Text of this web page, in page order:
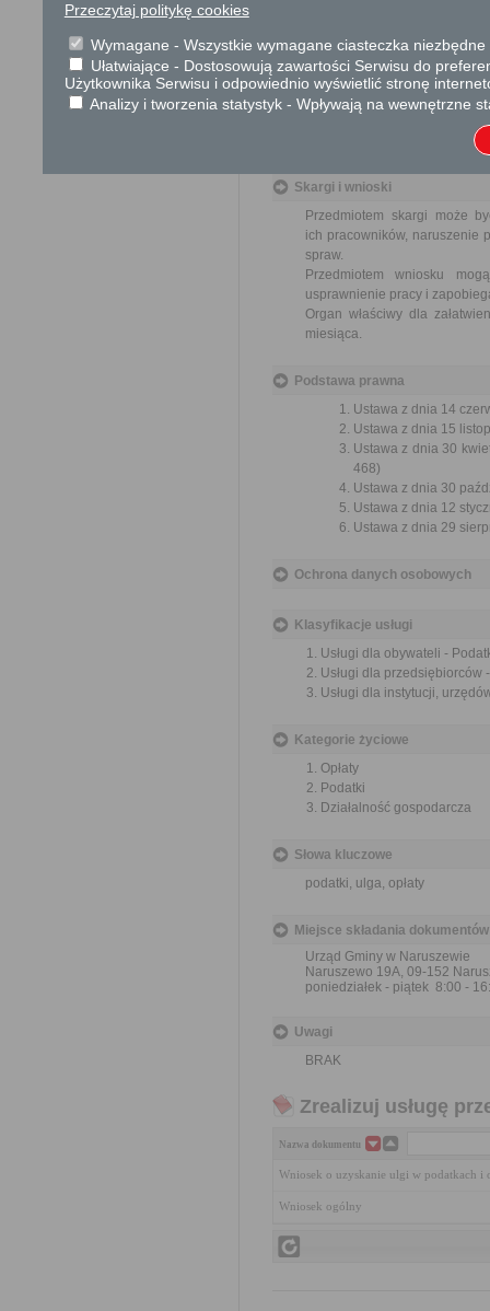
Tryb odwoławczy
Odwołanie wnosi się do
jego nadania w polskiej
Skargi i wnioski
Przedmiotem skargi może
ich pracowników, naruszenie
spraw.
Przedmiotem wniosku
usprawnienie pracy i
Organ właściwy dla
miesiąca.
Podstawa prawna
Ustawa z dnia 14
Ustawa z dnia 15
Ustawa z dnia 30
468)
Ustawa z dnia 30
Ustawa z dnia 12
Ustawa z dnia 29
Ochrona danych osobowych
Klasyfikacje usługi
Usługi dla obywateli -
Usługi dla przedsiębiorców
Usługi dla instytucji,
Kategorie życiowe
Opłaty
Podatki
Działalność gospodarcza
Słowa kluczowe
podatki, ulga, opłaty
Miejsce składania dokumentów
Urząd Gminy w Naruszewie
Naruszewo 19A, 09-152
poniedziałek - piątek 8:00 -
Uwagi
BRAK
Zrealizuj usługę
Nazwa dokumentu
Wniosek o uzyskanie ulgi w podatkach i
Wniosek ogólny
Przeczytaj politykę cookies
Wymagane - Wszystkie wymagane ciasteczka
Ułatwiające - Dostosowują zawartości Serwisu do
Użytkownika Serwisu i odpowiednio wyświetlić stronę
Analizy i tworzenia statystyk - Wpływają na wewnętrzne